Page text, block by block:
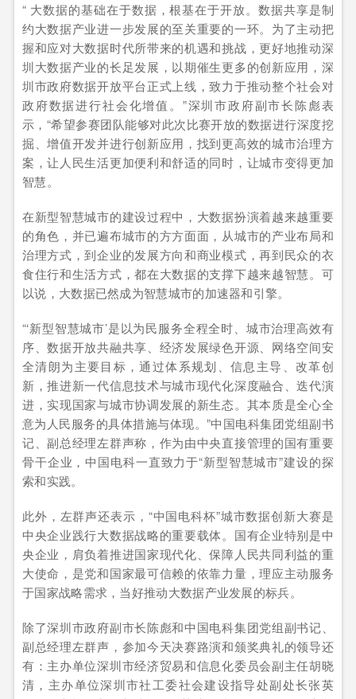
“ 大数据的基础在于数据，根基在于开放。数据共享是制
约大数据产业进一步发展的至关重要的一环。为了主动把
握和应对大数据时代所带来的机遇和挑战，更好地推动深
圳大数据产业的长足发展，以期催生更多的创新应用，深
圳市政府数据开放平台正式上线，致力于推动整个社会对
政府数据进行社会化增值。”深圳市政府副市长陈彪表
示，“希望参赛团队能够对此次比赛开放的数据进行深度挖
掘、增值开发并进行创新应用，找到更高效的城市治理方
案，让人民生活更加便利和舒适的同时，让城市变得更加
智慧。
在新型智慧城市的建设过程中，大数据扮演着越来越重要
的角色，并已遍布城市的方方面面，从城市的产业布局和
治理方式，到企业的发展方向和商业模式，再到民众的衣
食住行和生活方式，都在大数据的支撑下越来越智慧。可
以说，大数据已然成为智慧城市的加速器和引擎。
“‘新型智慧城市’是以为民服务全程全时、城市治理高效有
序、数据开放共融共享、经济发展绿色开源、网络空间安
全清朗为主要目标，通过体系规划、信息主导、改革创
新，推进新一代信息技术与城市现代化深度融合、迭代演
进，实现国家与城市协调发展的新生态。其本质是全心全
意为人民服务的具体措施与体现。”中国电科集团党组副书
记、副总经理左群声称，作为由中央直接管理的国有重要
骨干企业，中国电科一直致力于“新型智慧城市”建设的探
索和实践。
此外，左群声还表示，“中国电科杯”城市数据创新大赛是
中央企业践行大数据战略的重要载体。国有企业特别是中
央企业，肩负着推进国家现代化、保障人民共同利益的重
大使命，是党和国家最可信赖的依靠力量，理应主动服务
于国家战略需求，当好推动大数据产业发展的标兵。
除了深圳市政府副市长陈彪和中国电科集团党组副书记、
副总经理左群声，参加今天决赛路演和颁奖典礼的领导还
有：主办单位深圳市经济贸易和信息化委员会副主任胡晓
清，主办单位深圳市社工委社会建设指导处副处长张英